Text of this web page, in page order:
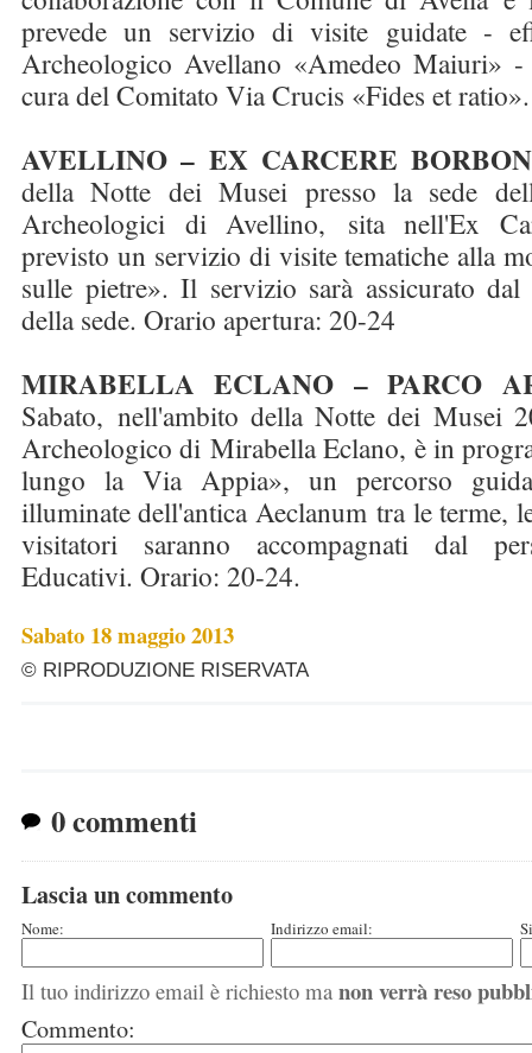
prevede un servizio di visite guidate -
Archeologico Avellano «Amedeo Maiuri»
cura del Comitato Via Crucis «Fides et
AVELLINO – EX CARCERE
della Notte dei Musei presso la sede
Archeologici di Avellino, sita nell'Ex
previsto un servizio di visite tematiche alla
sulle pietre». Il servizio sarà assicurato dal
della sede. Orario apertura: 20-24
MIRABELLA ECLANO – PARCO
Sabato, nell'ambito della Notte dei Musei
Archeologico di Mirabella Eclano, è in
lungo la Via Appia», un percorso
illuminate dell'antica Aeclanum tra le terme,
visitatori saranno accompagnati dal
Educativi. Orario: 20-24.
Sabato 18 maggio 2013
© RIPRODUZIONE RISERVATA
0 commenti
Lascia un commento
Nome: Indirizzo email:
Il tuo indirizzo email è richiesto ma non verrà reso
Commento: